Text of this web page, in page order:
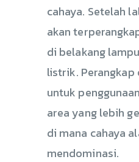
cahaya. Setelah
akan
di belakang
listrik. Perangkap
untuk
area yang lebih
di mana cahaya
mendominasi.